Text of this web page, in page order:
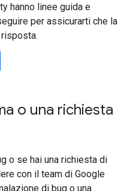
hanno linee guida e
per assicurarti che la
o una richiesta
o se hai una richiesta di
con il team di Google
di bug o una